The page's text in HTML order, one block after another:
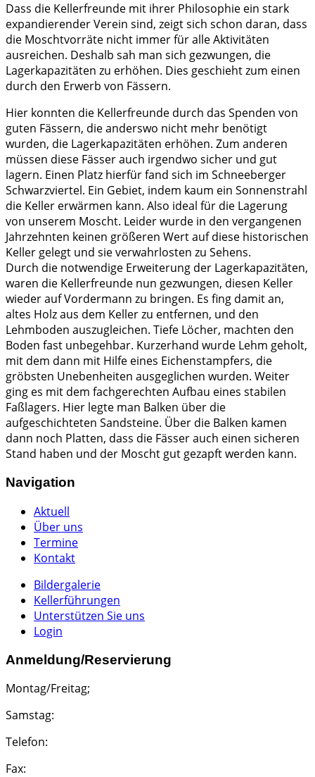
Dass die Kellerfreunde mit ihrer Philosophie ein stark
expandierender Verein sind, zeigt sich schon daran, dass
die Moschtvorräte nicht immer für alle Aktivitäten
ausreichen. Deshalb sah man sich gezwungen, die
Lagerkapazitäten zu erhöhen. Dies geschieht zum einen
durch den Erwerb von Fässern.
Hier konnten die Kellerfreunde durch das Spenden von
guten Fässern, die anderswo nicht mehr benötigt
wurden, die Lagerkapazitäten erhöhen. Zum anderen
müssen diese Fässer auch irgendwo sicher und gut
lagern. Einen Platz hierfür fand sich im Schneeberger
Schwarzviertel. Ein Gebiet, indem kaum ein Sonnenstrahl
die Keller erwärmen kann. Also ideal für die Lagerung
von unserem Moscht. Leider wurde in den vergangenen
Jahrzehnten keinen größeren Wert auf diese historischen
Keller gelegt und sie verwahrlosten zu Sehens.
Durch die notwendige Erweiterung der Lagerkapazitäten,
waren die Kellerfreunde nun gezwungen, diesen Keller
wieder auf Vordermann zu bringen. Es fing damit an,
altes Holz aus dem Keller zu entfernen, und den
Lehmboden auszugleichen. Tiefe Löcher, machten den
Boden fast unbegehbar. Kurzerhand wurde Lehm geholt,
mit dem dann mit Hilfe eines Eichenstampfers, die
gröbsten Unebenheiten ausgeglichen wurden. Weiter
ging es mit dem fachgerechten Aufbau eines stabilen
Faßlagers. Hier legte man Balken über die
aufgeschichteten Sandsteine. Über die Balken kamen
dann noch Platten, dass die Fässer auch einen sicheren
Stand haben und der Moscht gut gezapft werden kann.
Navigation
Aktuell
Über uns
Termine
Kontakt
Bildergalerie
Kellerführungen
Unterstützen Sie uns
Login
Anmeldung/Reservierung
Montag/Freitag;
Samstag:
Telefon:
Fax: